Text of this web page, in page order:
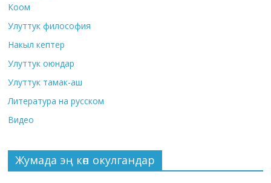
Коом
Улуттук философия
Накыл кептер
Улуттук оюндар
Улуттук тамак-аш
Литература на русском
Видео
Жумада эң көп окулгандар